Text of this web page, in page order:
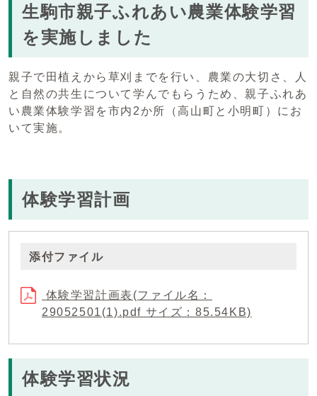
生駒市親子ふれあい農業体験学習
を実施しました
親子で田植えから草刈までを行い、農業の大切さ、人
と自然の共生について学んでもらうため、親子ふれあ
い農業体験学習を市内2か所（高山町と小明町）にお
いて実施。
体験学習計画
添付ファイル
体験学習計画表(ファイル名：
29052501(1).pdf サイズ：85.54KB)
体験学習状況